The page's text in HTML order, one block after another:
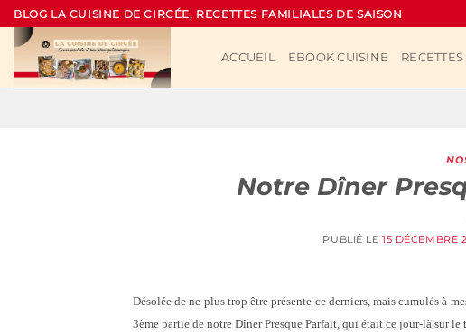
Passer
au
contenu
BLOG LA CUISINE DE CIRCÉE, RECETTES FAMILIALES DE SAISON
ACCUEIL EBOOK CUISINE RECETTES
Notre Dîner
PUBLIÉ LE15 DÉCEMBRE
Désolée de ne plus trop être présente ce derniers, mais cumulés à
3ème partie de notre Dîner Presque Parfait, qui était ce jour-là sur le